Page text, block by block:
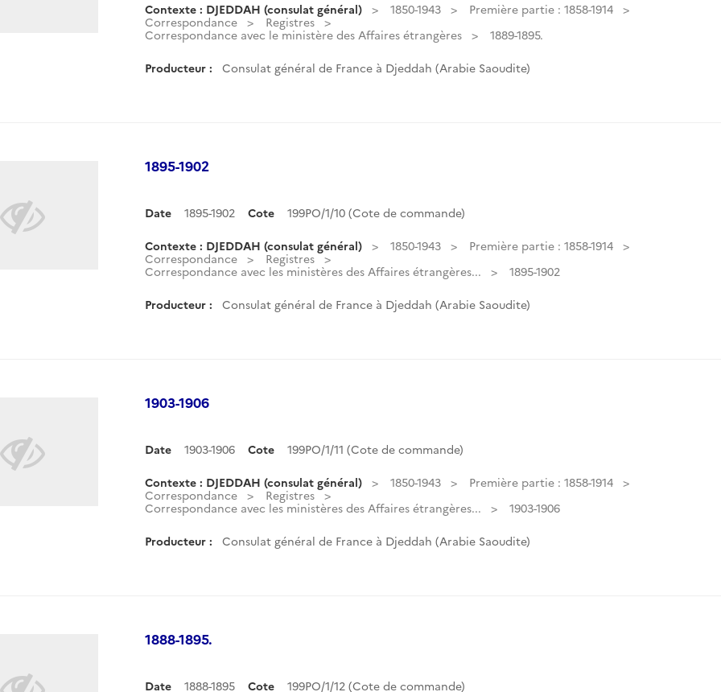
Contexte : DJEDDAH (consulat général) 1850-1943
Première partie : 1858-1914
Correspondance
Registres
Correspondance avec le ministère des Affaires étrangères
1889-1895.
Producteur : Consulat général de France à Djeddah (Arabie Saoudite)
1895-1902
Date 1895-1902 Cote 199PO/1/10 (Cote de commande)
Contexte : DJEDDAH (consulat général) 1850-1943
Première partie : 1858-1914
Correspondance
Registres
Correspondance avec les ministères des Affaires étrangères...
1895-1902
Producteur : Consulat général de France à Djeddah (Arabie Saoudite)
1903-1906
Date 1903-1906 Cote 199PO/1/11 (Cote de commande)
Contexte : DJEDDAH (consulat général) 1850-1943
Première partie : 1858-1914
Correspondance
Registres
Correspondance avec les ministères des Affaires étrangères...
1903-1906
Producteur : Consulat général de France à Djeddah (Arabie Saoudite)
1888-1895.
Date 1888-1895 Cote 199PO/1/12 (Cote de commande)